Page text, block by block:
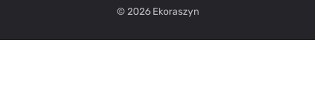
© 2026 Ekoraszyn